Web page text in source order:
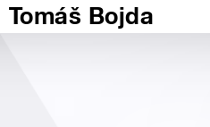
Tomáš Bojda